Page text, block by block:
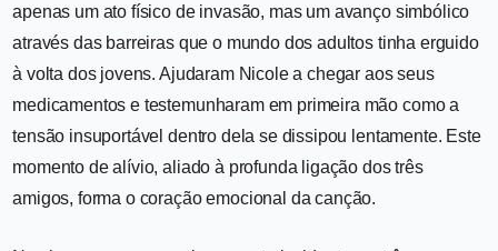
apenas um ato físico de invasão, mas um avanço simbólico
através das barreiras que o mundo dos adultos tinha erguido
à volta dos jovens. Ajudaram Nicole a chegar aos seus
medicamentos e testemunharam em primeira mão como a
tensão insuportável dentro dela se dissipou lentamente. Este
momento de alívio, aliado à profunda ligação dos três
amigos, forma o coração emocional da canção.